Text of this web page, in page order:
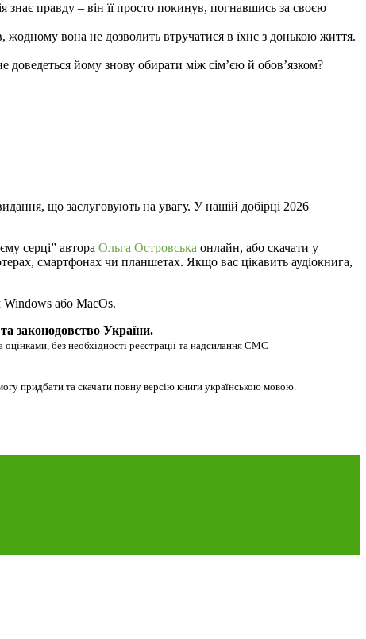
правду – він її просто покинув, погнавшись за своєю
жодному вона не дозволить втручатися в їхнє з донькою життя.
йому знову обирати між сім’єю й обовʼязком?
що заслуговують на увагу. У нашій добірці 2026
серці” автора Ольга Островська онлайн, або скачати у
смартфонах чи планшетах. Якщо вас цікавить аудіокнига,
або MacOs.
законодовство України.
без необхідності реєстрації та надсилання СМС
придбати та скачати повну версію книги українською мовою.